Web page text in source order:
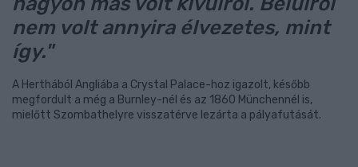
nem volt annyira élvezetes, mint
így."
A Herthából Angliába a Crystal Palace-hoz igazolt, később
megfordult a még a Burnley-nél és az 1860 Münchennél is,
mielőtt Szombathelyre visszatérve lezárta a pályafutását.